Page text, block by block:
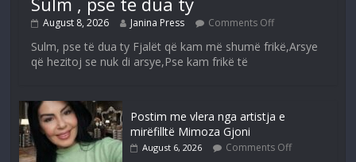
August 8, 2026 Janina Press Comments Off
Sulm, pse të dua ty Fjalët që kam më shumë frikë,Arsye
që hezitoj se nuk di arsye,Pse kam frikë të
Postim me vlera nga artistja e
mirëfilltë Mimoza Gjoni
August 6, 2026 Comments Off